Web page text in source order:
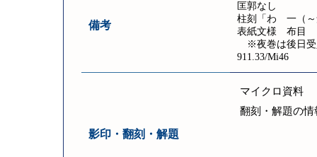
備考
匡郭なし
柱刻「わ 一（～
表紙文様 布目
※夜巻は後日受
911.33/Mi46
影印・翻刻・解題
マイクロ資料
翻刻・解題の情